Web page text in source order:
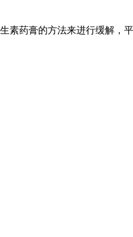
药膏的方法来进行缓解，